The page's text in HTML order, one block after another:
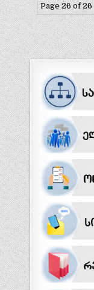
Page 26 of 26